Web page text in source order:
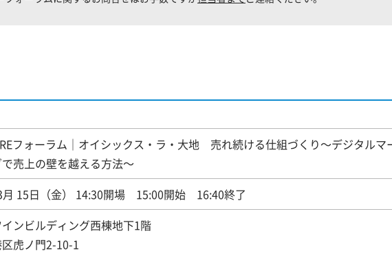
フォーラム｜オイシックス・ラ・大地 売れ続ける仕組づくり～デジタルマ
売上の壁を越える方法～
月 15日（金） 14:30開場 15:00開始 16:40終了
ンビルディング西棟地下1階
虎ノ門2-10-1